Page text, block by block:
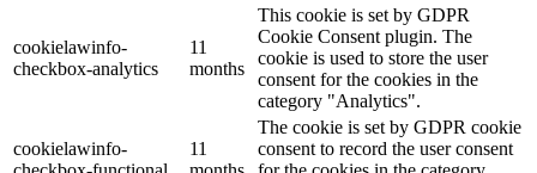
cookielawinfo-
checkbox-analytics
11
months
This cookie is set by GDPR
Cookie Consent plugin. The
cookie is used to store the user
consent for the cookies in the
category "Analytics".
cookielawinfo-
11
The cookie is set by GDPR cookie
consent to record the user consent